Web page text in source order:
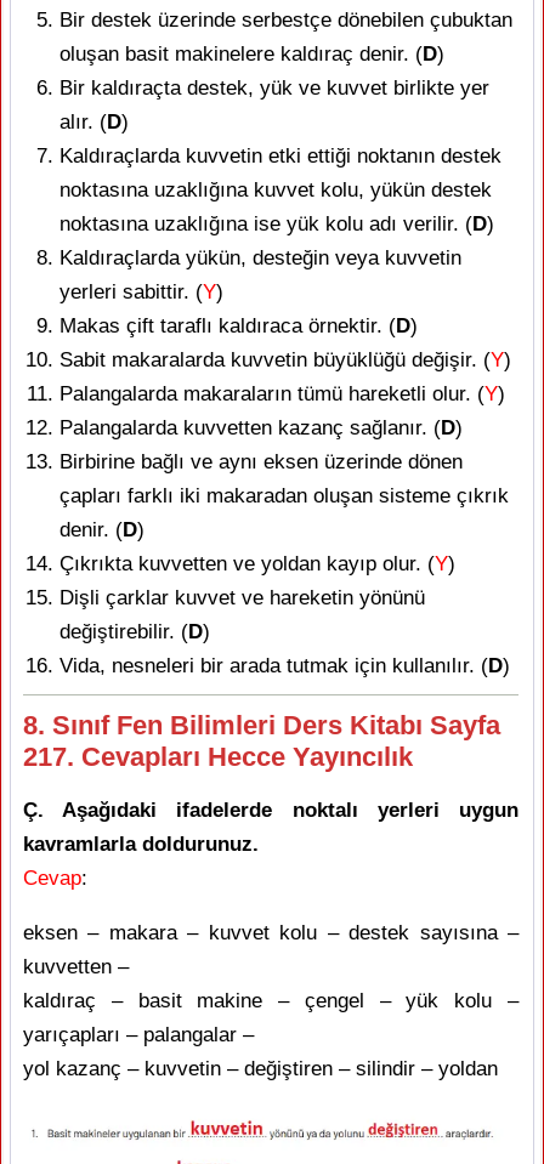
Bir destek üzerinde serbestçe dönebilen çubuktan
oluşan basit makinelere kaldıraç denir. (D)
Bir kaldıraçta destek, yük ve kuvvet birlikte yer
alır. (D)
Kaldıraçlarda kuvvetin etki ettiği noktanın destek
noktasına uzaklığına kuvvet kolu, yükün destek
noktasına uzaklığına ise yük kolu adı verilir. (D)
Kaldıraçlarda yükün, desteğin veya kuvvetin
yerleri sabittir. (Y)
Makas çift taraflı kaldıraca örnektir. (D)
Sabit makaralarda kuvvetin büyüklüğü değişir. (Y)
Palangalarda makaraların tümü hareketli olur. (Y)
Palangalarda kuvvetten kazanç sağlanır. (D)
Birbirine bağlı ve aynı eksen üzerinde dönen
çapları farklı iki makaradan oluşan sisteme çıkrık
denir. (D)
Çıkrıkta kuvvetten ve yoldan kayıp olur. (Y)
Dişli çarklar kuvvet ve hareketin yönünü
değiştirebilir. (D)
Vida, nesneleri bir arada tutmak için kullanılır. (D)
8. Sınıf Fen Bilimleri Ders Kitabı Sayfa
217. Cevapları Hecce Yayıncılık
Ç. Aşağıdaki ifadelerde noktalı yerleri uygun
kavramlarla doldurunuz.
Cevap:
eksen – makara – kuvvet kolu – destek sayısına –
kuvvetten –
kaldıraç – basit makine – çengel – yük kolu –
yarıçapları – palangalar –
yol kazanç – kuvvetin – değiştiren – silindir – yoldan